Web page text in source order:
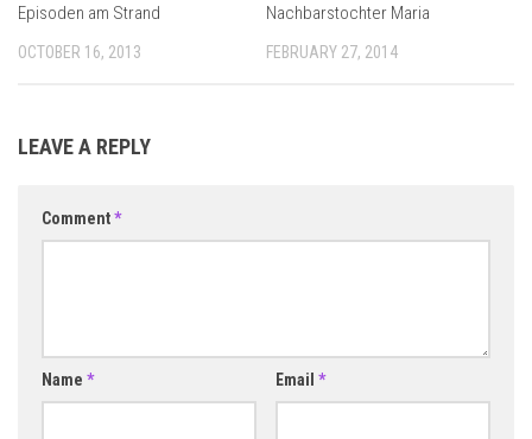
Episoden am Strand
OCTOBER 16, 2013
Nachbarstochter Maria
FEBRUARY 27, 2014
LEAVE A REPLY
Comment*
Name * Email *